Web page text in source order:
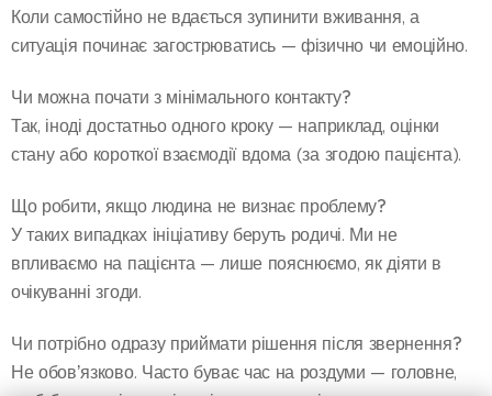
Коли самостійно не вдається зупинити вживання, а
ситуація починає загострюватись — фізично чи емоційно.
Чи можна почати з мінімального контакту?
Так, іноді достатньо одного кроку — наприклад, оцінки
стану або короткої взаємодії вдома (за згодою пацієнта).
Що робити, якщо людина не визнає проблему?
У таких випадках ініціативу беруть родичі. Ми не
впливаємо на пацієнта — лише пояснюємо, як діяти в
очікуванні згоди.
Чи потрібно одразу приймати рішення після звернення?
Не обовʼязково. Часто буває час на роздуми — головне,